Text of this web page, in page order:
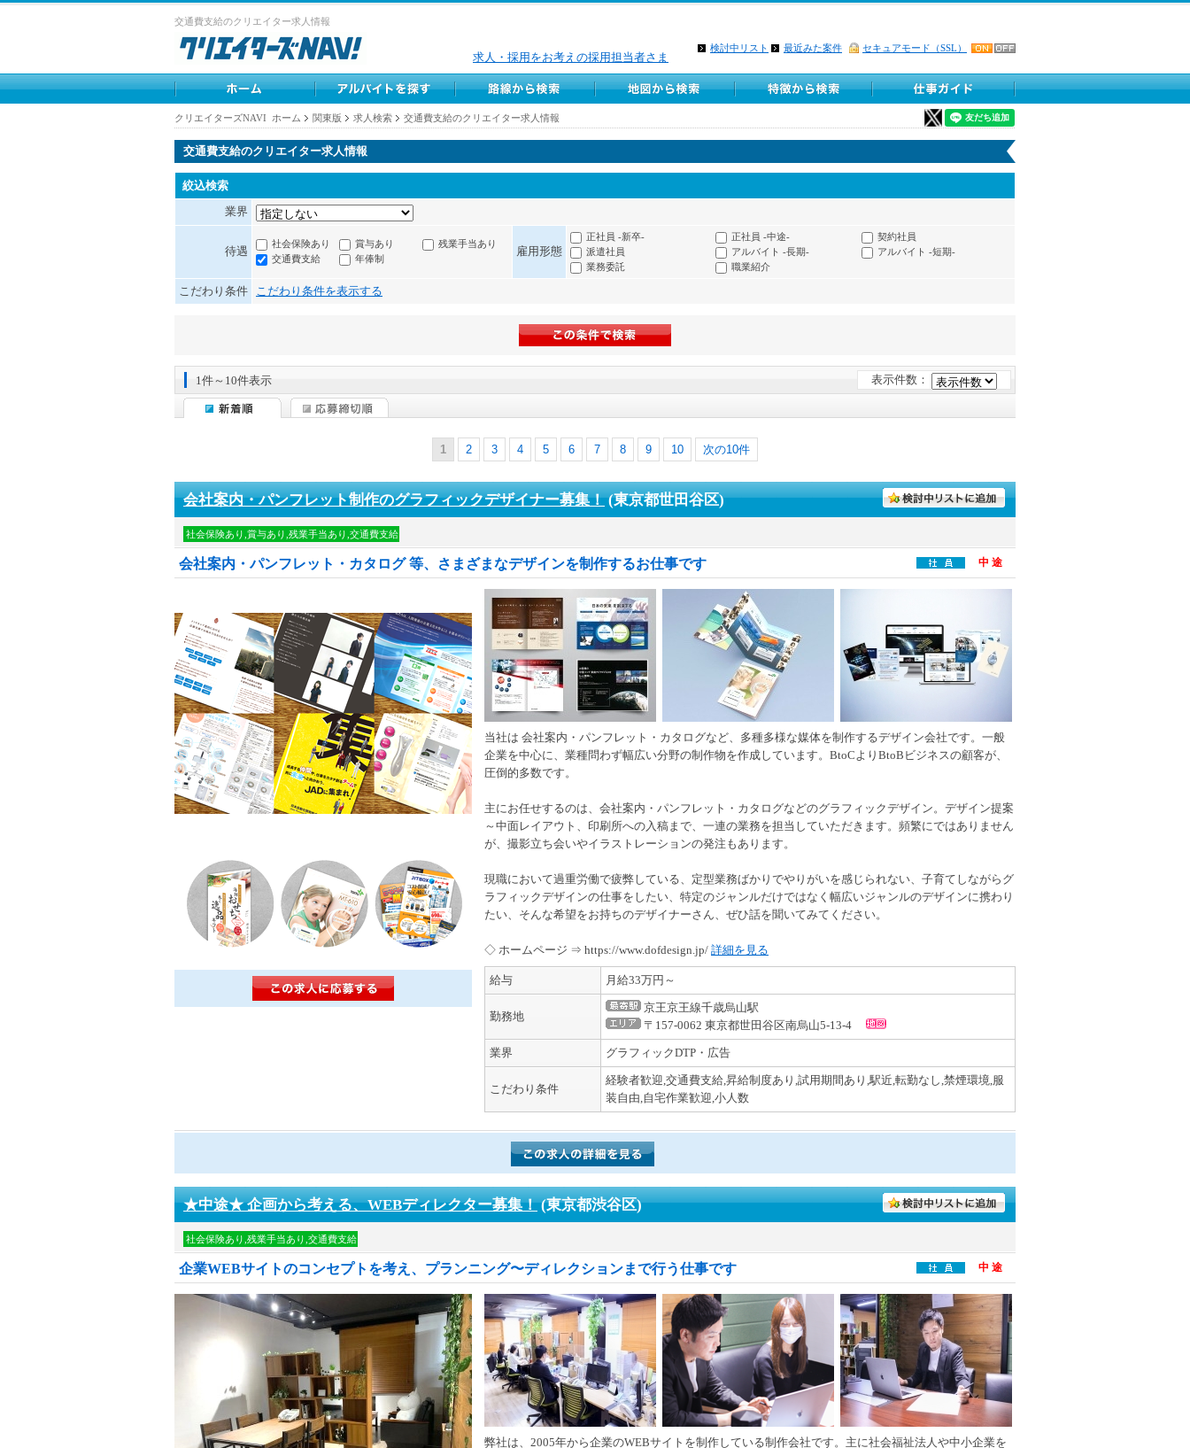
交通費支給のクリエイター求人情報
検討中リスト 最近みた案件 セキュアモード（SSL）
求人・採用をお考えの採用担当者さま
クリエイターズNAVI ホーム 関東版 求人検索 交通費支給のクリエイター求人情報
交通費支給のクリエイター求人情報
絞込検索
業界
待遇
社会保険あり 賞与あり
残業手当あり
交通費支給
年俸制
雇用形態
正社員 -新卒- 正社員 -中途-
契約社員
派遣社員
アルバイト -長期-
アルバイト -短期-
業務委託
職業紹介
こだわり条件 こだわり条件を表示する
1件～10件表示 表示件数：
1 2 3 4 5 6 7 8 9 10 次の10件
会社案内・パンフレット制作のグラフィックデザイナー募集！(東京都世田谷区)
社会保険あり,賞与あり,残業手当あり,交通費支給
会社案内・パンフレット・カタログ 等、さまざまなデザインを制作するお仕事です 中 途
当社は 会社案内・パンフレット・カタログなど、多種多様な媒体を制作するデザイン会社です。一般
企業を中心に、業種問わず幅広い分野の制作物を作成しています。BtoCよりBtoBビジネスの顧客が、
圧倒的多数です。
主にお任せするのは、会社案内・パンフレット・カタログなどのグラフィックデザイン。デザイン提案
～中面レイアウト、印刷所への入稿まで、一連の業務を担当していただきます。頻繁にではありません
が、撮影立ち会いやイラストレーションの発注もあります。
現職において過重労働で疲弊している、定型業務ばかりでやりがいを感じられない、子育てしながらグ
ラフィックデザインの仕事をしたい、特定のジャンルだけではなく幅広いジャンルのデザインに携わり
たい、そんな希望をお持ちのデザイナーさん、ぜひ話を聞いてみてください。
◇ ホームページ ⇒ https://www.dofdesign.jp/ 詳細を見る
給与 月給33万円～
勤務地
京王京王線千歳烏山駅
〒157-0062 東京都世田谷区南烏山5-13-4
業界 グラフィックDTP・広告
こだわり条件
経験者歓迎,交通費支給,昇給制度あり,試用期間あり,駅近,転勤なし,禁煙環境,服
装自由,自宅作業歓迎,小人数
★中途★ 企画から考える、WEBディレクター募集！(東京都渋谷区)
社会保険あり,残業手当あり,交通費支給
企業WEBサイトのコンセプトを考え、プランニング〜ディレクションまで行う仕事です 中 途
弊社は、2005年から企業のWEBサイトを制作している制作会社です。主に社会福祉法人や中小企業を